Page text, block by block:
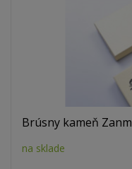
Brúsny kameň
na sklade